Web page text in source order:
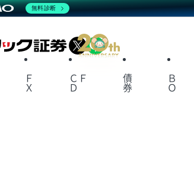
X
Ｆ
Ｘ
ＣＦ
Ｄ
債
券
Ｂ
Ｏ
無料診断